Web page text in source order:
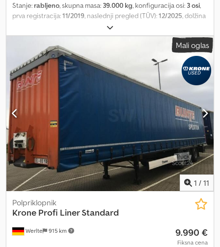
Stanje: rabljeno, skupna masa: 39.000 kg, konfiguracija osi: 3 osi,
prva registracija:11/2019, naslednji pregled (TÜV):12/2025, dolžina
, širina tovornega prostora:
mm, višina nakladalnega prostora:2.750 mm, skupna širina:2.550
, skupna višina:
, Schwarzmüller
Certificiran za pijače Dvižna os Disk zavore Dcedpfxexfm Sbs
Aggsk Edscha streha Dvižno-spustna naprava Nosilec za rezervno
kolo Škatla za palete Nemška registracija Portalna vrata SAF osi, št.
šasije: D443686
Mali oglas
1 / 11
Werlte 915 km
Polpriklopnik
Krone Profi Liner Standard
9.990 €
Fiksna cena